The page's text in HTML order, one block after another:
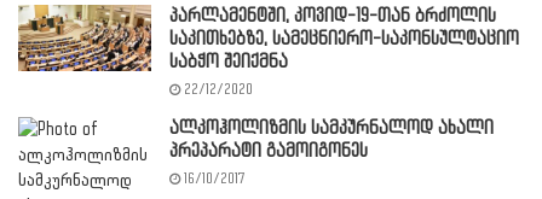
პარლამენტში, კოვიდ-19-თან ბრძოლის
საკითხებზე, სამეცნიერო-საკონსულტაციო
საბჭო შეიქმნა
22/12/2020
ალკოჰოლიზმის სამკურნალოდ ახალი
პრეპარატი გამოიგონეს
16/10/2017